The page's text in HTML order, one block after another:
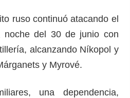
ruso continuó atacando el
noche del 30 de junio con
alcanzando Níkopol y
y Myrové.
una dependencia,